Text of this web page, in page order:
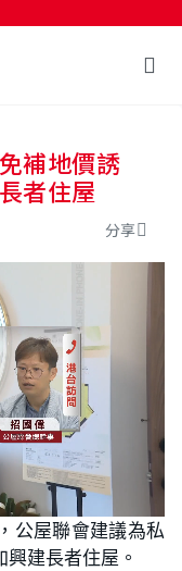
補地價誘
者住屋
分享
公屋聯會建議為私
建長者住屋。